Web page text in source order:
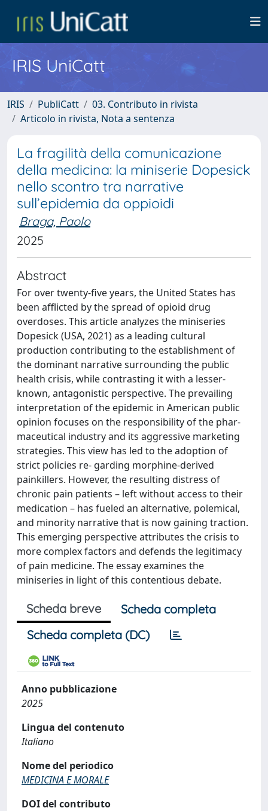
IRIS UniCatt
IRIS PubliCatt
03. Contributo in rivista
Articolo in rivista, Nota a sentenza
La fragilità della comunicazione
della medicina: la miniserie Dopesick
nello scontro tra narrative
sull’epidemia da oppioidi
Braga, Paolo
2025
Abstract
For over twenty-five years, the United States has
been afflicted by the spread of opioid drug
overdoses. This article analyzes the miniseries
Dopesick (USA, 2021) as a leading cultural
production contributing to the establishment of
the dominant narrative surrounding the public
health crisis, while contrasting it with a lesser-
known, antagonistic perspective. The prevailing
interpretation of the epidemic in American public
opinion focuses on the responsibility of the phar-
maceutical industry and its aggressive marketing
strategies. This view has led to the adoption of
strict policies re- garding morphine-derived
painkillers. However, the resulting distress of
chronic pain patients – left without access to their
medication – has fueled an alternative, polemical,
and minority narrative that is now gaining traction.
This emerging perspective attributes the crisis to
more complex factors and defends the legitimacy
of pain medicine. The essay examines the
miniseries in light of this contentious debate.
Scheda breve
Scheda completa
Scheda completa (DC)
Anno pubblicazione
2025
Lingua del contenuto
Italiano
Nome del periodico
MEDICINA E MORALE
DOI del contributo